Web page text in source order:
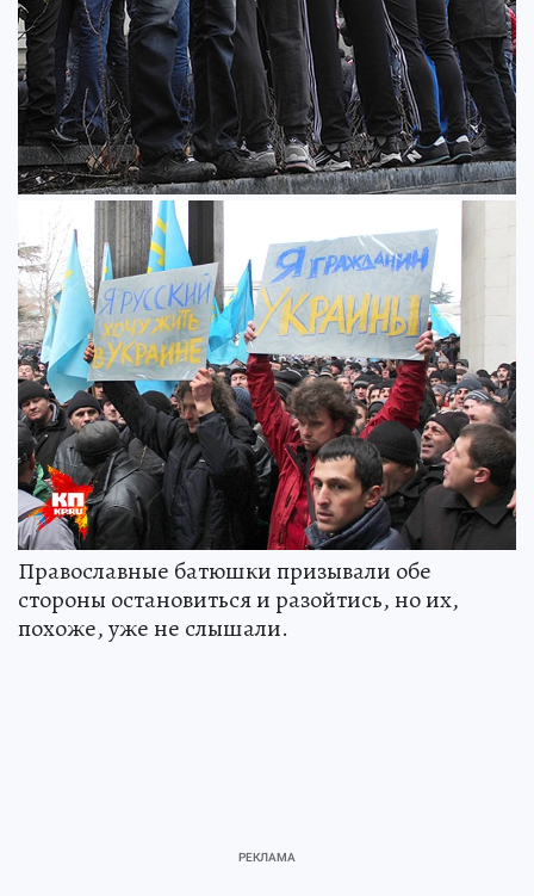
Православные батюшки призывали обе
стороны остановиться и разойтись, но их,
похоже, уже не слышали.